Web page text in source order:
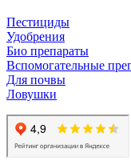
Пестициды
Удобрения
Био препараты
Вспомогательные
Для почвы
Ловушки